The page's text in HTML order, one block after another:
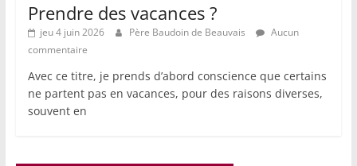
Prendre des vacances ?
jeu 4 juin 2026 Père Baudoin de Beauvais
Aucun
commentaire
Avec ce titre, je prends d’abord conscience que certains
ne partent pas en vacances, pour des raisons diverses,
souvent en